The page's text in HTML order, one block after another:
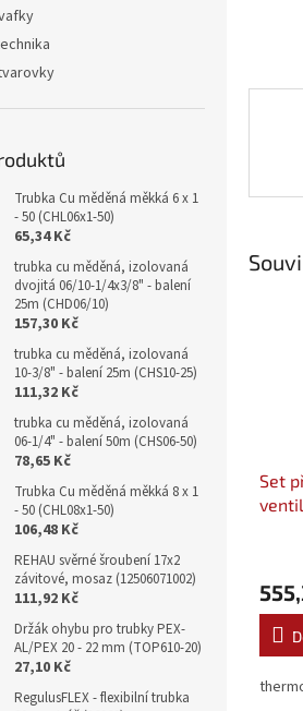
Trubka Cu měděná měkká 6 x 1
- 50 (CHL06x1-50)
65,34 Kč
trubka cu měděná, izolovaná
dvojitá 06/10-1/4x3/8" - balení
25m (CHD06/10)
157,30 Kč
trubka cu měděná, izolovaná
10-3/8" - balení 25m (CHS10-25)
111,32 Kč
trubka cu měděná, izolovaná
06-1/4" - balení 50m (CHS06-50)
78,65 Kč
Trubka Cu měděná měkká 8 x 1
- 50 (CHL08x1-50)
106,48 Kč
REHAU svěrné šroubení 17x2
závitové, mosaz (12506071002)
111,92 Kč
Držák ohybu pro trubky PEX-
AL/PEX 20 - 22 mm (TOP610-20)
27,10 Kč
RegulusFLEX - flexibilní trubka
Set